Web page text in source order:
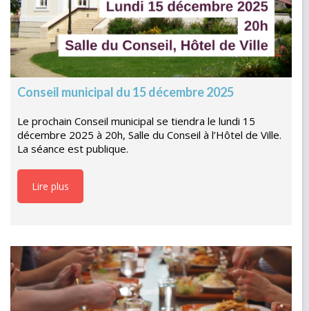
Conseil municipal du 15 décembre 2025
Le prochain Conseil municipal se tiendra le lundi 15
décembre 2025 à 20h, Salle du Conseil à l’Hôtel de Ville.
La séance est publique.
Lire plus